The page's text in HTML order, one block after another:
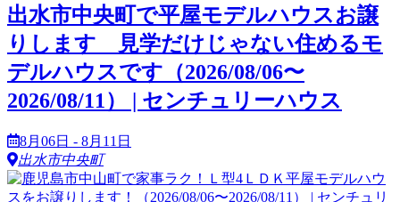
出水市中央町で平屋モデルハウスお譲
りします 見学だけじゃない住めるモ
デルハウスです（2026/08/06〜
2026/08/11） | センチュリーハウス
8月06日 - 8月11日
出水市中央町